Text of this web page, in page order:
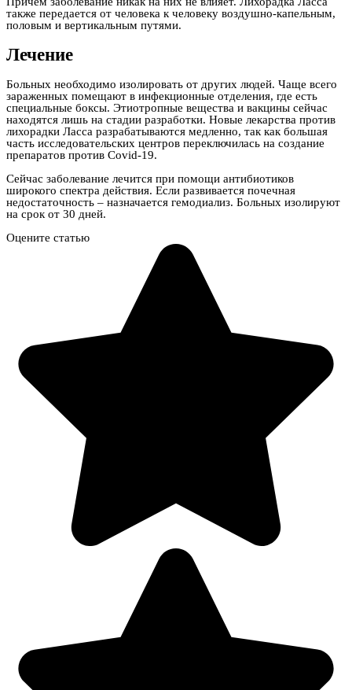
также передается от человека к человеку воздушно-капельным,
половым и вертикальным путями.
Лечение
Больных необходимо изолировать от других людей. Чаще всего
зараженных помещают в инфекционные отделения, где есть
специальные боксы. Этиотропные вещества и вакцины сейчас
находятся лишь на стадии разработки. Новые лекарства против
лихорадки Ласса разрабатываются медленно, так как большая
часть исследовательских центров переключилась на создание
препаратов против Covid-19.
Сейчас заболевание лечится при помощи антибиотиков
широкого спектра действия. Если развивается почечная
недостаточность – назначается гемодиализ. Больных изолируют
на срок от 30 дней.
Оцените статью